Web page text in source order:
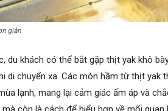
giản
du khách có thể bắt gặp thịt yak khô
di chuyển xa. Các món hầm từ thịt yak
lạnh, mang lại cảm giác ấm áp và